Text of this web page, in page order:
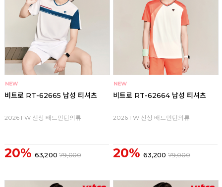
비트로 RT-62665 남성 티셔츠
2026 FW 신상 배드민턴의류
20% 63,200 79,000
비트로 RT-62664 남성 티셔츠
2026 FW 신상 배드민턴의류
20% 63,200 79,000